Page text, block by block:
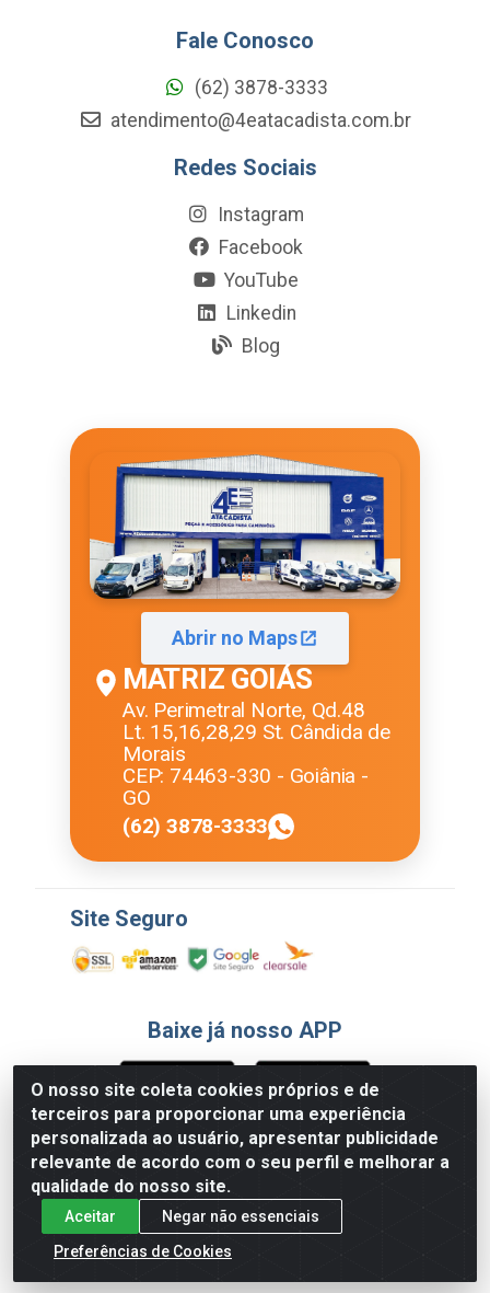
O nosso site coleta cookies próprios e de
terceiros para proporcionar uma experiência
personalizada ao usuário, apresentar publicidade
relevante de acordo com o seu perfil e melhorar a
qualidade do nosso site.
Aceitar
Negar não essenciais
Preferências de Cookies
Fale Conosco
(62) 3878-3333
atendimento@4eatacadista.com.br
Redes Sociais
Instagram
Facebook
YouTube
Linkedin
Blog
Abrir no Maps
MATRIZ GOIÁS
Av. Perimetral Norte, Qd.48
Lt. 15,16,28,29 St. Cândida de
Morais
CEP: 74463-330 - Goiânia -
GO
(62) 3878-3333
Site Seguro
Baixe já nosso APP
Formas de Pagamento